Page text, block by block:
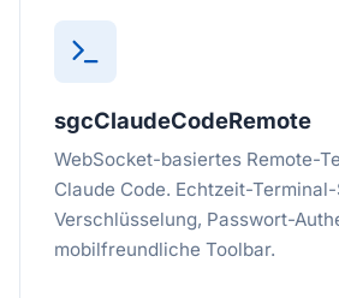
sgcClaudeCodeRemote
WebSocket-basiertes Remote-
Claude Code. Echtzeit-
Verschlüsselung, Passwort-
mobilfreundliche Toolbar.